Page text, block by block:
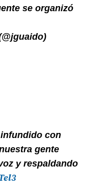
se organizó
con
gente
y respaldando